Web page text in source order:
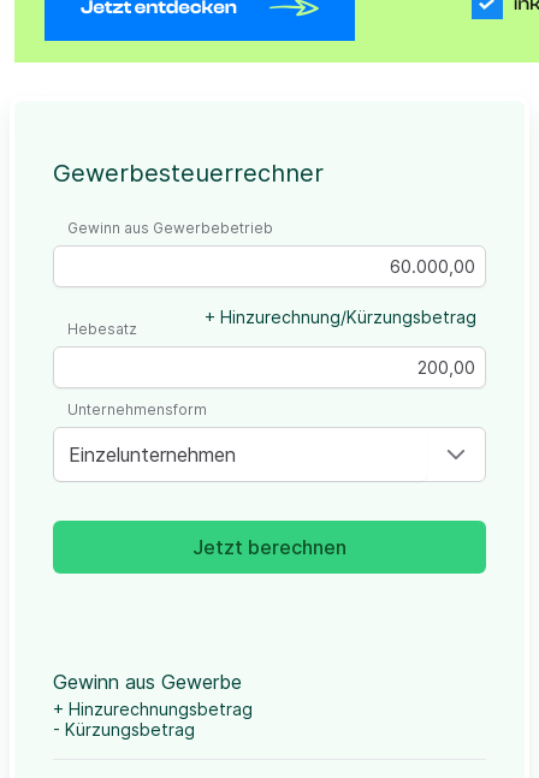
Gewerbesteuerrechner
Gewinn aus Gewerbebetrieb
+ Hinzurechnung/Kürzungsbetrag
Hebesatz
Einzelunternehmen
Unternehmensform
Jetzt berechnen
Gewinn aus Gewerbe
+ Hinzurechnungsbetrag
- Kürzungsbetrag